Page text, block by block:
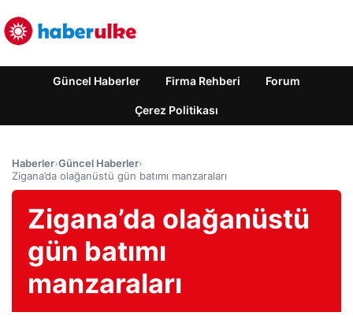
Güncel Haberler Firma Rehberi Forum
Çerez Politikası
Haberler›Güncel Haberler›
Zigana’da olağanüstü gün batımı manzaraları
Zigana’da olağanüstü
gün batımı
manzaraları